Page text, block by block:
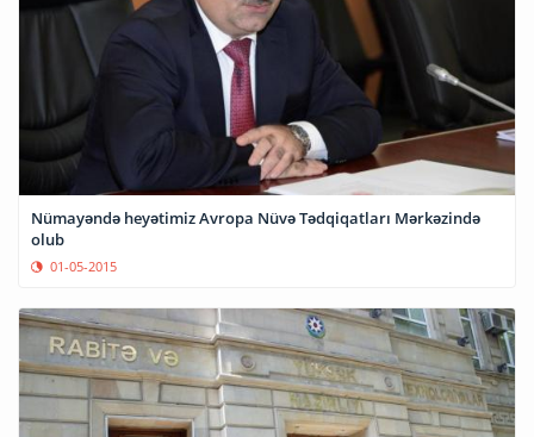
Nümayəndə heyətimiz Avropa Nüvə Tədqiqatları Mərkəzində
olub
01-05-2015